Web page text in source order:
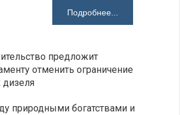
Подробнее...
предложит
отменить ограничение
дизеля
природными богатствами и